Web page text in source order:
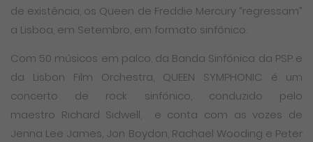
de existência, os Queen de Freddie Mercury “regressam”
a Lisboa, em Setembro, em formato sinfónico.
Com 50 músicos em palco, da Banda Sinfónica da PSP e
da Lisbon Film Orchestra, QUEEN SYMPHONIC é um
concerto de rock sinfónico, conduzido pelo
maestro Richard Sidwell, e conta com as vozes de
Jenna Lee James, Jon Boydon, Rachael Wooding e Peter